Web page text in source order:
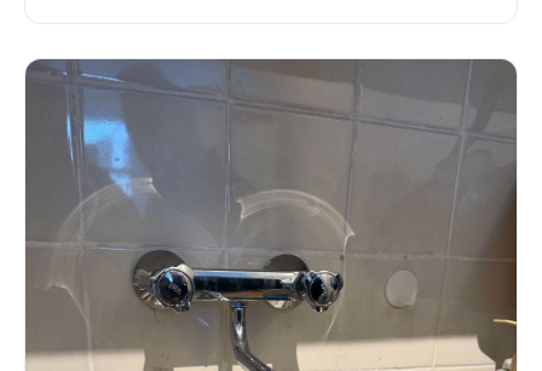
wanneer je zelf kunt handelen en wanneer professionele
hulp nodig is.